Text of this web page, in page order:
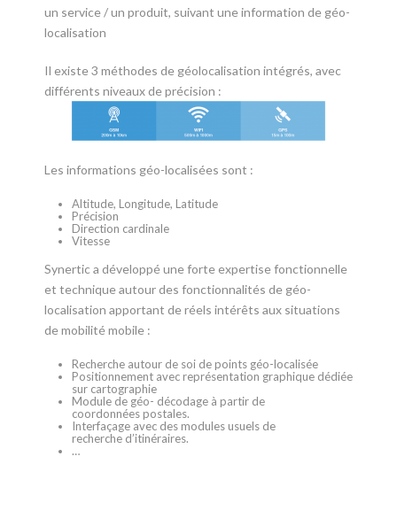
un service / un produit, suivant une information de géo-
localisation
Il existe 3 méthodes de géolocalisation intégrés, avec
différents niveaux de précision :
Les informations géo-localisées sont :
Altitude, Longitude, Latitude
Précision
Direction cardinale
Vitesse
Synertic a développé une forte expertise fonctionnelle
et technique autour des fonctionnalités de géo-
localisation apportant de réels intérêts aux situations
de mobilité mobile :
Recherche autour de soi de points géo-localisée
Positionnement avec représentation graphique dédiée
sur cartographie
Module de géo- décodage à partir de
coordonnées postales.
Interfaçage avec des modules usuels de
recherche d’itinéraires.
…